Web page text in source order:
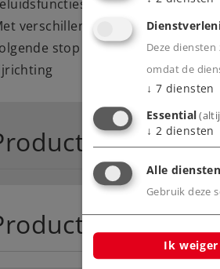
verschillende omroepberichten
stop van de IC 2045 en IC
Deze
omdat de
↓ 7 diensten
Essential
↓ 2 diensten
Alle
Gebruik deze
Ik weiger